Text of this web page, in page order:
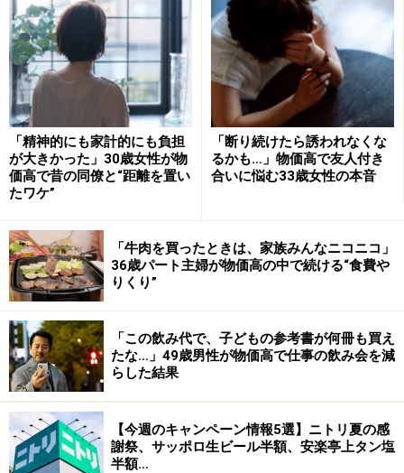
イユのばら」は、平成19年の未使用の500円玉から1円玉
が、オスカルとマリ?・アントワネットをあしらった特製
ケ?スに収納されて、2300円です。
お年玉はドル！
東京都のよしママさん。「ポチ袋に入れるのは米ドル
札」です。海外旅行で使わなかったドルがあったので、
そのまま置いておいても金利も付かないしと思ってお年
玉にしたら、「わ～外国のお金だ！」と子供達は興味
津々。「円安になったら円に替えてね」といって渡すそ
うですが、親も「円安？」といい勉強になります。
円からドルに替えるのは、街のチケットショップや銀行
の両替コーナーがあります。手数料がかかります。４円
から６円以上円安になると、ドルを買ったとき以上の円
が受け取れます。年に何度かある円高のチャンスでドル
を買い、お年玉にするのも楽しいかもしれません。トラ
「精神的にも家計的にも負担
が大きかった」30歳女性が物
価高で昔の同僚と“距離を置い
たワケ”
「断り続けたら誘われなくな
るかも…」物価高で友人付き
合いに悩む33歳女性の本音
「牛肉を買ったときは、家族みんなニコニコ」
36歳パート主婦が物価高の中で続ける“食費や
りくり”
「この飲み代で、子どもの参考書が何冊も買え
たな…」49歳男性が物価高で仕事の飲み会を減
らした結果
【今週のキャンペーン情報5選】ニトリ夏の感
謝祭、サッポロ生ビール半額、安楽亭上タン塩
半額…